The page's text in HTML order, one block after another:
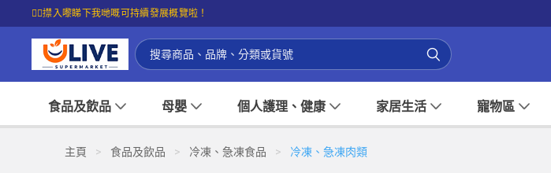
☝🏼㩒入嚟睇下我哋嘅可持續發展概覽啦！
食品及飲品 母嬰 個人護理、健康 家居生活 寵物區
主頁 > 食品及飲品 > 冷凍、急凍食品 > 冷凍、急凍肉類